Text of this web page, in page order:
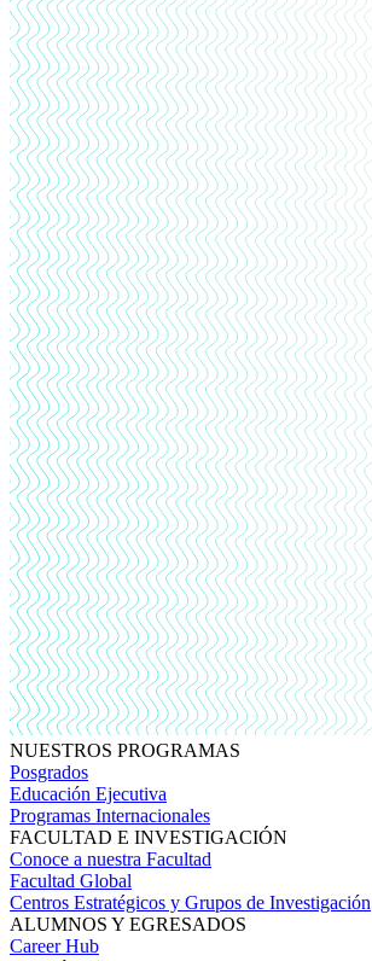
NUESTROS PROGRAMAS
Posgrados
Educación Ejecutiva
Programas Internacionales
FACULTAD E INVESTIGACIÓN
Conoce a nuestra Facultad
Facultad Global
Centros Estratégicos y Grupos de Investigación
ALUMNOS Y EGRESADOS
Career Hub